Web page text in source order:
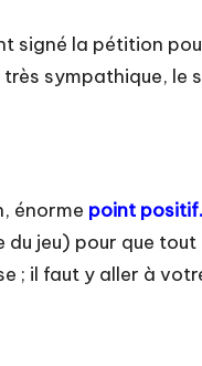
signé la pétition
sympathique, le
énorme point positif.
du jeu) pour que
; il faut y aller à